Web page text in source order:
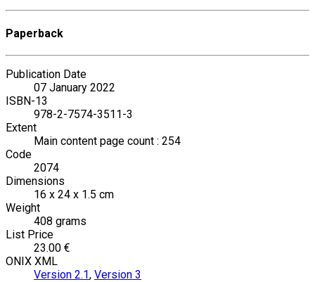
Paperback
Publication Date
07 January 2022
ISBN-13
978-2-7574-3511-3
Extent
Main content page count : 254
Code
2074
Dimensions
16 x 24 x 1.5 cm
Weight
408 grams
List Price
23.00 €
ONIX XML
Version 2.1, Version 3